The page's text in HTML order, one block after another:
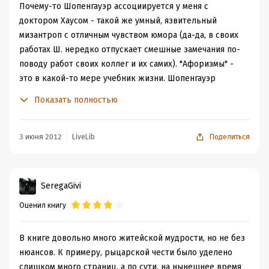
благодаря опыту и размышлению, и возникает лишь
благодаря опыту и размышлению".
-"Чтобы пройти свой путь в мире, полезно взять с
собой большой запас предусмотрительности и
снисходительности: первая предохранит нас от
убытков и потерь, вторая - от споров и ссор."
Почему-то Шопенгауэр ассоциируется у меня с
доктором Хаусом - такой же умный, язвительный
мизантроп с отличным чувством юмора (да-да, в своих
работах Ш. нередко отпускает смешные замечания по-
поводу работ своих коллег и их самих). "Афоризмы" -
это в какой-то мере учебник жизни. Шопенгауэр
такое, – наша личность – является первым
противоположность благам двух других
категорий, не зависит от превратностей
судьбы и не может быть отнята у нас.
Вот откуда это: если хочешь быть счастливым, будь им:
Из личных свойств непосредственнее
Показать полностью
3 июня 2012 LiveLib Поделиться
SeregaGivi
Оценил книгу
В книге довольно много житейской мудрости, но не без
нюансов. К примеру, рыцарской чести было уделено
слишком много страниц, а по сути, на нынешнее время